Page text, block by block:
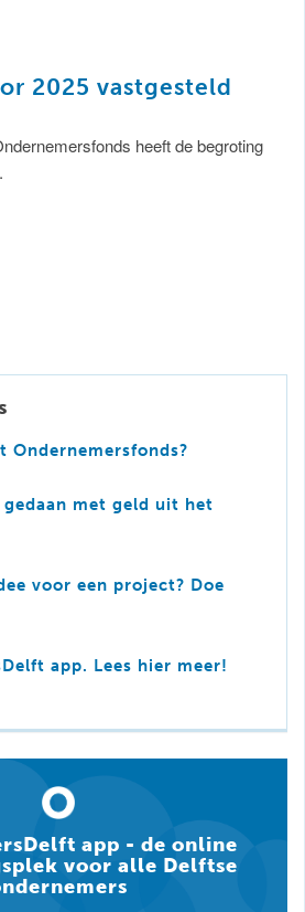
2025 vastgesteld
heeft de begroting
Ondernemersfonds?
met geld uit het
voor een project? Doe
app. Lees hier meer!
app - de online
voor alle Delftse